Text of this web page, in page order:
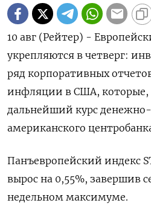
10 авг (Рейтер) -
укрепляются в четверг:
ряд корпоративных
инфляции в США, которые,
дальнейший курс
американского
Панъевропейский индекс
вырос на 0,55%, завершив
недельном максимуме.